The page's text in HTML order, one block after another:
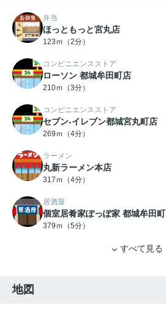
弁当
ほっともっと宮丸店
123ｍ（2分）
コンビニエンスストア
ローソン 都城牟田町店
210ｍ（3分）
コンビニエンスストア
セブン-イレブン都城宮丸町店
269ｍ（4分）
ラーメン
丸新ラーメン本店
317ｍ（4分）
居酒屋
個室居肴家ぽっぽ家 都城牟田町
379ｍ（5分）
すべて見る
地図